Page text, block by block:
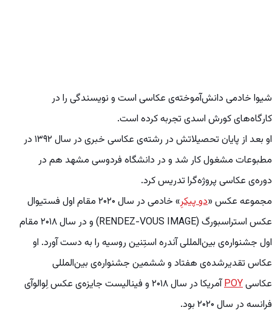
شیوا خادمی دانش‌آموخته‌ی عکاسی است و نویسندگی را در
کارگاه‌های کورش اسدی تجربه کرده است.
او بعد از پایان تحصیلاتش در رشته‌ی عکاسی خبری در سال‌ ۱۳۹۲ در
مطبوعات مشغول کار شد و در دانشگاه فردوسی مشهد هم در
دوره‌ی عکاسی پروژه‌گرا تدریس کرد.
مجموعه ‌عکس «دو پیکرِ
» خادمی در سال ۲۰۲۰ مقام اول فستیوال
عکس استراسبورگ (RENDEZ-VOUS IMAGE) و در سال ۲۰۱۸ مقام
اول جشنواره‌ی بین‌المللی آندره استِنین روسیه را به دست آورد. او
عکاس تقدیر‌شده‌ی هفتاد و ششمین جشنواره‌ی بین‌المللی
عکاسیPOY
آمریکا در سال ۲۰۱۸ و فینالیست جایزه‌ی عکس لِوالو‌آی
فرانسه در سال ۲۰۲۰ بود.